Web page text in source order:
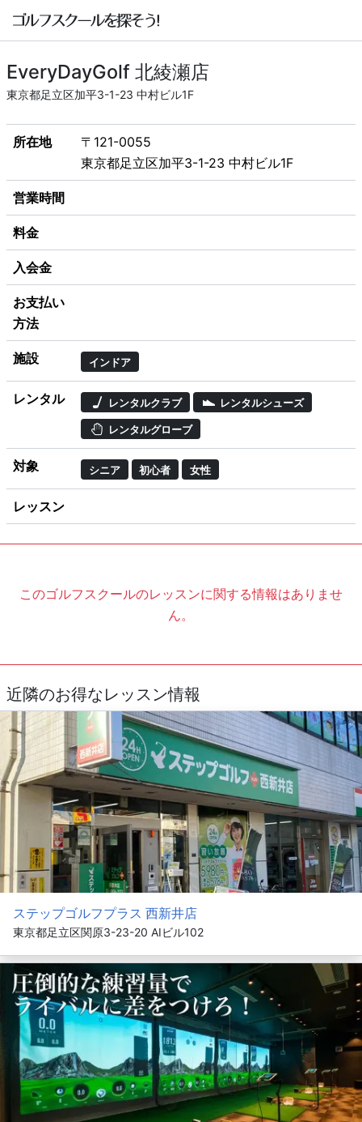
EveryDayGolf 北綾瀬店
東京都足立区加平3-1-23 中村ビル1F
所在地
〒121-0055
東京都足立区加平3-1-23 中村ビル1F
営業時間
料金
入会金
お支払い
方法
施設 インドア
レンタル レンタルクラブ レンタルシューズ
レンタルグローブ
対象 シニア 初心者 女性
レッスン
このゴルフスクールのレッスンに関する情報はありませ
ん。
近隣のお得なレッスン情報
ステップゴルフプラス 西新井店
東京都足立区関原3-23-20 AIビル102